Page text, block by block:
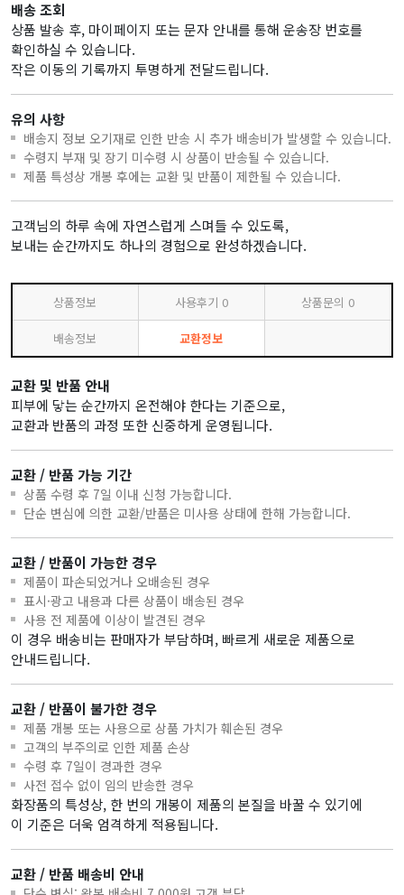
배송 조회
상품 발송 후, 마이페이지 또는 문자 안내를 통해 운송장 번호를
확인하실 수 있습니다.
작은 이동의 기록까지 투명하게 전달드립니다.
유의 사항
배송지 정보 오기재로 인한 반송 시 추가 배송비가 발생할 수 있습니다.
수령지 부재 및 장기 미수령 시 상품이 반송될 수 있습니다.
제품 특성상 개봉 후에는 교환 및 반품이 제한될 수 있습니다.
고객님의 하루 속에 자연스럽게 스며들 수 있도록,
보내는 순간까지도 하나의 경험으로 완성하겠습니다.
상품정보 사용후기 0 상품문의 0
배송정보 교환정보
교환 및 반품 안내
피부에 닿는 순간까지 온전해야 한다는 기준으로,
교환과 반품의 과정 또한 신중하게 운영됩니다.
교환 / 반품 가능 기간
상품 수령 후 7일 이내 신청 가능합니다.
단순 변심에 의한 교환/반품은 미사용 상태에 한해 가능합니다.
교환 / 반품이 가능한 경우
제품이 파손되었거나 오배송된 경우
표시·광고 내용과 다른 상품이 배송된 경우
사용 전 제품에 이상이 발견된 경우
이 경우 배송비는 판매자가 부담하며, 빠르게 새로운 제품으로
안내드립니다.
교환 / 반품이 불가한 경우
제품 개봉 또는 사용으로 상품 가치가 훼손된 경우
고객의 부주의로 인한 제품 손상
수령 후 7일이 경과한 경우
사전 접수 없이 임의 반송한 경우
화장품의 특성상, 한 번의 개봉이 제품의 본질을 바꿀 수 있기에
이 기준은 더욱 엄격하게 적용됩니다.
교환 / 반품 배송비 안내